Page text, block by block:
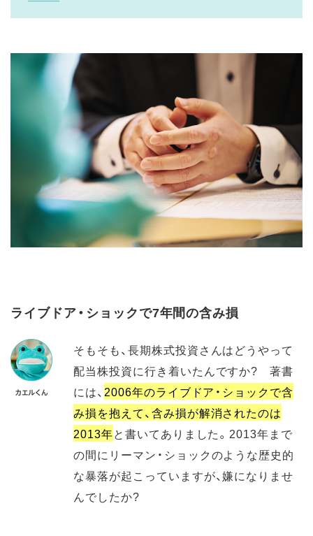
ライブドア・ショックで7年間の含み損
そもそも、長期株式投資さんはどうやって
配当株投資に行き着いたんですか? 著書
には、2006年のライブドア・ショックで含
み損を抱えて、含み損が解消されたのは
2013年と書いてありました。2013年まで
の間にリーマン・ショックのような歴史的
な暴落が起こっていますが、嫌になりませ
んでしたか?